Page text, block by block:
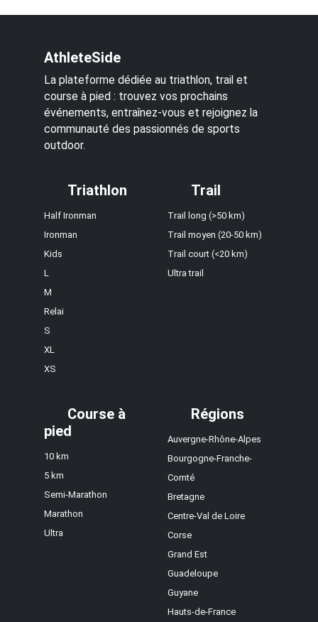
AthleteSide
La plateforme dédiée au triathlon, trail et
course à pied : trouvez vos prochains
événements, entraînez-vous et rejoignez la
communauté des passionnés de sports
outdoor.
Triathlon
Half Ironman
Ironman
Kids
L
M
Relai
S
XL
XS
Trail
Trail long (>50 km)
Trail moyen (20-50 km)
Trail court (<20 km)
Ultra trail
Course à
pied
10 km
5 km
Semi-Marathon
Marathon
Ultra
Régions
Auvergne-Rhône-Alpes
Bourgogne-Franche-
Comté
Bretagne
Centre-Val de Loire
Corse
Grand Est
Guadeloupe
Guyane
Hauts-de-France